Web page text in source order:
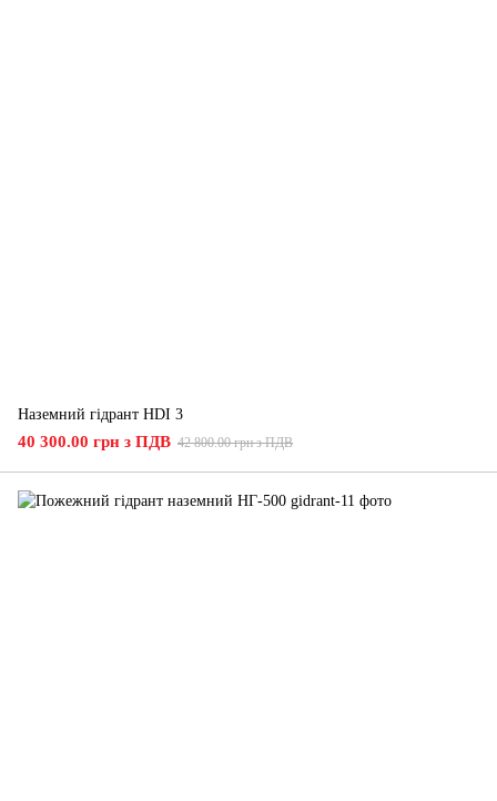
Наземний гідрант HDI 3
40 300.00 грн з ПДВ 42 800.00 грн з ПДВ